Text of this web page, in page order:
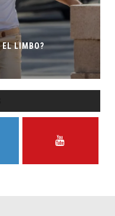
SECUELA DE JURASSIC
DIRECTOR